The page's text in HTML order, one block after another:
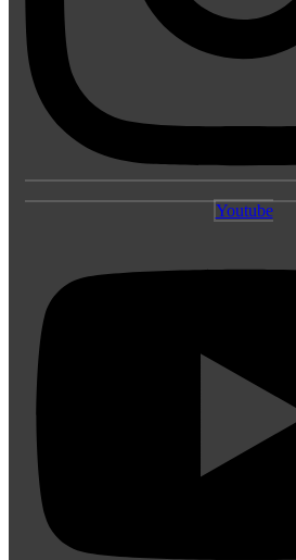
Youtube